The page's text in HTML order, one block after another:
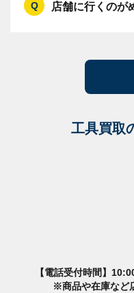
店舗に行くのが
工具買取
【電話受付時間】
※商品や在庫など